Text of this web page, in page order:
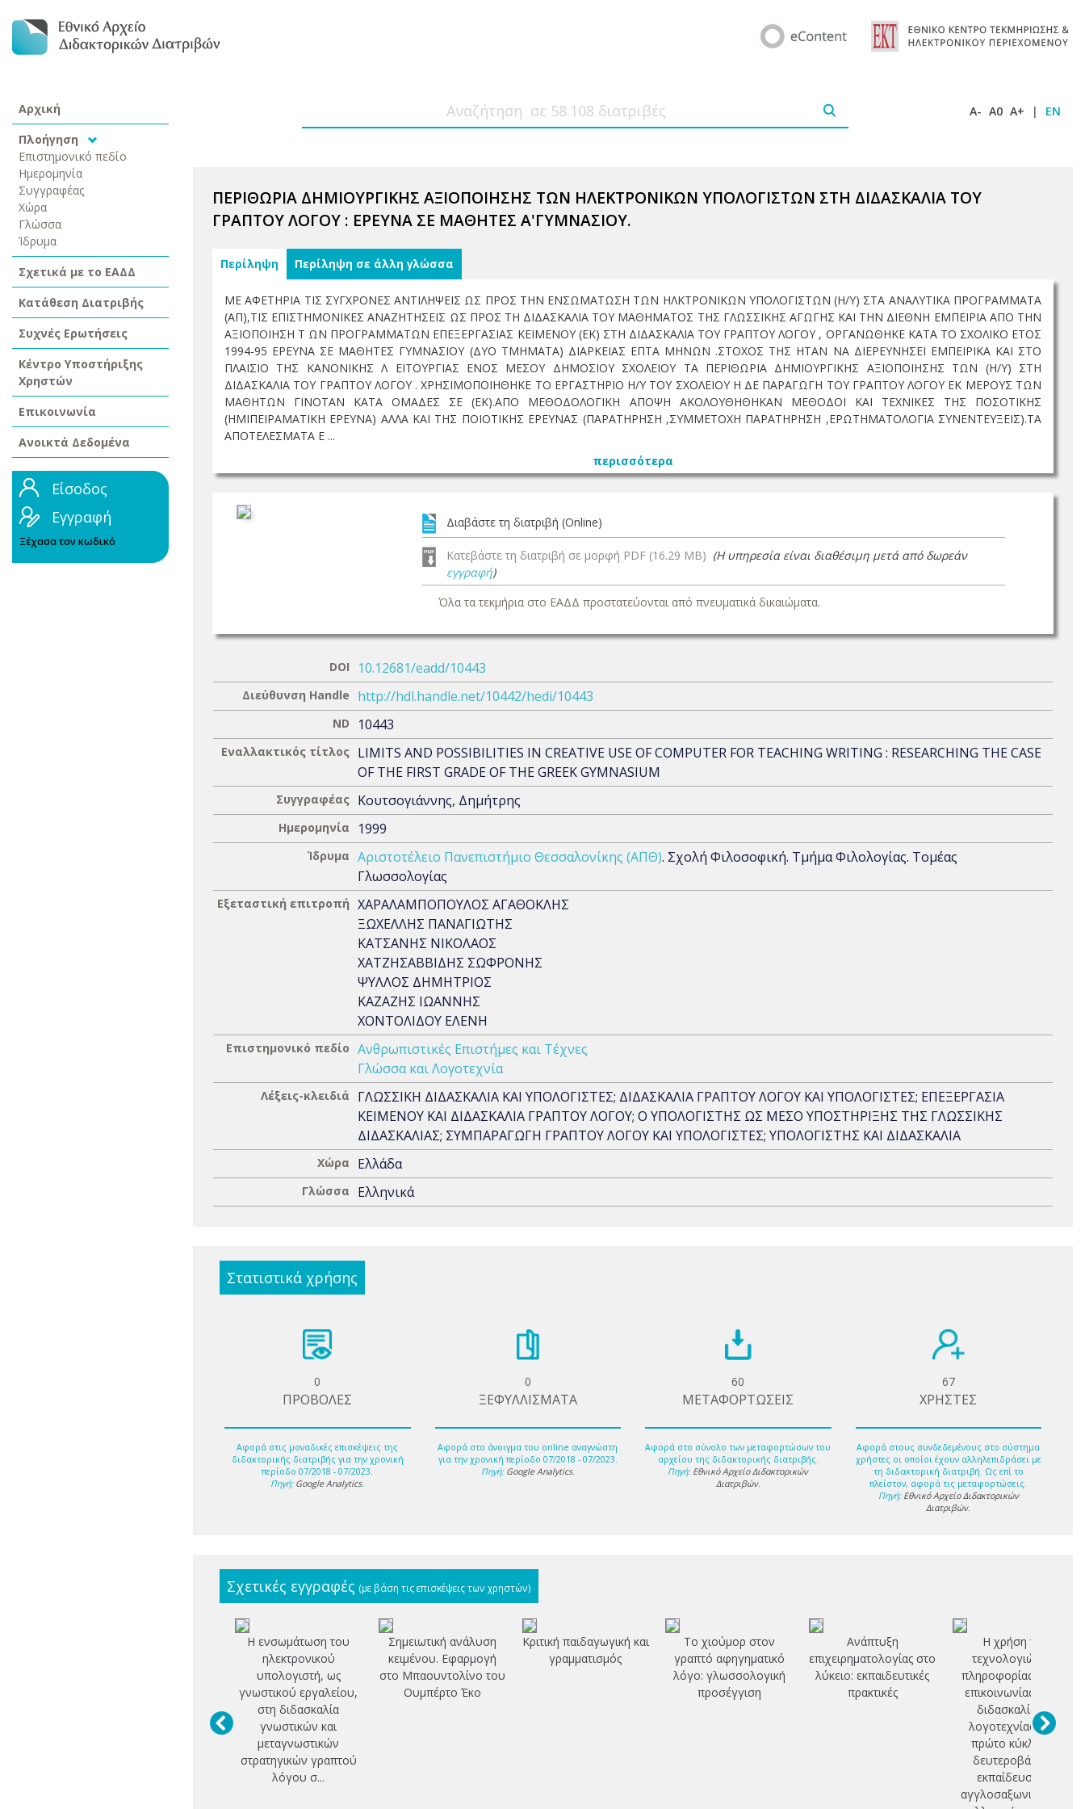
Αρχική
Πλοήγηση
Επιστημονικό πεδίο
Ημερομηνία
Συγγραφέας
Χώρα
Γλώσσα
Ίδρυμα
Σχετικά με το ΕΑΔΔ
Κατάθεση Διατριβής
Συχνές Ερωτήσεις
Κέντρο Υποστήριξης
Χρηστών
Επικοινωνία
Ανοικτά Δεδομένα
Είσοδος
Εγγραφή
Ξέχασα τον κωδικό
A- A0 A+ | EN
ΠΕΡΙΘΩΡΙΑ ΔΗΜΙΟΥΡΓΙΚΗΣ ΑΞΙΟΠΟΙΗΣΗΣ ΤΩΝ ΗΛΕΚΤΡΟΝΙΚΩΝ ΥΠΟΛΟΓΙΣΤΩΝ ΣΤΗ ΔΙΔΑΣΚΑΛΙΑ ΤΟΥ
ΓΡΑΠΤΟΥ ΛΟΓΟΥ : ΕΡΕΥΝΑ ΣΕ ΜΑΘΗΤΕΣ Α'ΓΥΜΝΑΣΙΟΥ.
Περίληψη Περίληψη σε άλλη γλώσσα
ΜΕ ΑΦΕΤΗΡΙΑ ΤΙΣ ΣΥΓΧΡΟΝΕΣ ΑΝΤΙΛΗΨΕΙΣ ΩΣ ΠΡΟΣ ΤΗΝ ΕΝΣΩΜΑΤΩΣΗ ΤΩΝ ΗΛΚΤΡΟΝΙΚΩΝ ΥΠΟΛΟΓΙΣΤΩΝ (Η/Υ) ΣΤΑ ΑΝΑΛΥΤΙΚΑ ΠΡΟΓΡΑΜΜΑΤΑ
(ΑΠ),ΤΙΣ ΕΠΙΣΤΗΜΟΝΙΚΕΣ ΑΝΑΖΗΤΗΣΕΙΣ ΩΣ ΠΡΟΣ ΤΗ ΔΙΔΑΣΚΑΛΙΑ ΤΟΥ ΜΑΘΗΜΑΤΟΣ ΤΗΣ ΓΛΩΣΣΙΚΗΣ ΑΓΩΓΗΣ ΚΑΙ ΤΗΝ ΔΙΕΘΝΗ ΕΜΠΕΙΡΙΑ ΑΠΟ ΤΗΝ
ΑΞΙΟΠΟΙΗΣΗ Τ ΩΝ ΠΡΟΓΡΑΜΜΑΤΩΝ ΕΠΕΞΕΡΓΑΣΙΑΣ ΚΕΙΜΕΝΟΥ (ΕΚ) ΣΤΗ ΔΙΔΑΣΚΑΛΙΑ ΤΟΥ ΓΡΑΠΤΟΥ ΛΟΓΟΥ , ΟΡΓΑΝΩΘΗΚΕ ΚΑΤΑ ΤΟ ΣΧΟΛΙΚΟ ΕΤΟΣ
1994-95 ΕΡΕΥΝΑ ΣΕ ΜΑΘΗΤΕΣ ΓΥΜΝΑΣΙΟΥ (ΔΥΟ ΤΜΗΜΑΤΑ) ΔΙΑΡΚΕΙΑΣ ΕΠΤΑ ΜΗΝΩΝ .ΣΤΟΧΟΣ ΤΗΣ ΗΤΑΝ ΝΑ ΔΙΕΡΕΥΝΗΣΕΙ ΕΜΠΕΙΡΙΚΑ ΚΑΙ ΣΤΟ
ΠΛΑΙΣΙΟ ΤΗΣ ΚΑΝΟΝΙΚΗΣ Λ ΕΙΤΟΥΡΓΙΑΣ ΕΝΟΣ ΜΕΣΟΥ ΔΗΜΟΣΙΟΥ ΣΧΟΛΕΙΟΥ ΤΑ ΠΕΡΙΘΩΡΙΑ ΔΗΜΙΟΥΡΓΙΚΗΣ ΑΞΙΟΠΟΙΗΣΗΣ ΤΩΝ (Η/Υ) ΣΤΗ
ΔΙΔΑΣΚΑΛΙΑ ΤΟΥ ΓΡΑΠΤΟΥ ΛΟΓΟΥ . ΧΡΗΣΙΜΟΠΟΙΗΘΗΚΕ ΤΟ ΕΡΓΑΣΤΗΡΙΟ Η/Υ ΤΟΥ ΣΧΟΛΕΙΟΥ Η ΔΕ ΠΑΡΑΓΩΓΗ ΤΟΥ ΓΡΑΠΤΟΥ ΛΟΓΟΥ ΕΚ ΜΕΡΟΥΣ ΤΩΝ
ΜΑΘΗΤΩΝ ΓΙΝΟΤΑΝ ΚΑΤΑ ΟΜΑΔΕΣ ΣΕ (ΕΚ).ΑΠΟ ΜΕΘΟΔΟΛΟΓΙΚΗ ΑΠΟΨΗ ΑΚΟΛΟΥΘΗΘΗΚΑΝ ΜΕΘΟΔΟΙ ΚΑΙ ΤΕΧΝΙΚΕΣ ΤΗΣ ΠΟΣΟΤΙΚΗΣ
(ΗΜΙΠΕΙΡΑΜΑΤΙΚΗ ΕΡΕΥΝΑ) ΑΛΛΑ ΚΑΙ ΤΗΣ ΠΟΙΟΤΙΚΗΣ ΕΡΕΥΝΑΣ (ΠΑΡΑΤΗΡΗΣΗ ,ΣΥΜΜΕΤΟΧΗ ΠΑΡΑΤΗΡΗΣΗ ,ΕΡΩΤΗΜΑΤΟΛΟΓΙΑ ΣΥΝΕΝΤΕΥΞΕΙΣ).ΤΑ
ΑΠΟΤΕΛΕΣΜΑΤΑ Ε ...
περισσότερα
Διαβάστε τη διατριβή (Online)
Κατεβάστε τη διατριβή σε μορφή PDF (16.29 MB) (Η υπηρεσία είναι διαθέσιμη μετά από δωρεάν
εγγραφή)
Όλα τα τεκμήρια στο ΕΑΔΔ προστατεύονται από πνευματικά δικαιώματα.
DOI 10.12681/eadd/10443
Διεύθυνση Handle http://hdl.handle.net/10442/hedi/10443
ND 10443
Εναλλακτικός τίτλος LIMITS AND POSSIBILITIES IN CREATIVE USE OF COMPUTER FOR TEACHING WRITING : RESEARCHING THE CASE
OF THE FIRST GRADE OF THE GREEK GYMNASIUM
Συγγραφέας Κουτσογιάννης, Δημήτρης
Ημερομηνία 1999
Ίδρυμα Αριστοτέλειο Πανεπιστήμιο Θεσσαλονίκης (ΑΠΘ). Σχολή Φιλοσοφική. Τμήμα Φιλολογίας. Τομέας
Γλωσσολογίας
Εξεταστική επιτροπή ΧΑΡΑΛΑΜΠΟΠΟΥΛΟΣ ΑΓΑΘΟΚΛΗΣ
ΞΩΧΕΛΛΗΣ ΠΑΝΑΓΙΩΤΗΣ
ΚΑΤΣΑΝΗΣ ΝΙΚΟΛΑΟΣ
ΧΑΤΖΗΣΑΒΒΙΔΗΣ ΣΩΦΡΟΝΗΣ
ΨΥΛΛΟΣ ΔΗΜΗΤΡΙΟΣ
ΚΑΖΑΖΗΣ ΙΩΑΝΝΗΣ
ΧΟΝΤΟΛΙΔΟΥ ΕΛΕΝΗ
Επιστημονικό πεδίο Ανθρωπιστικές Επιστήμες και Τέχνες
Γλώσσα και Λογοτεχνία
Λέξεις-κλειδιά
ΓΛΩΣΣΙΚΗ ΔΙΔΑΣΚΑΛΙΑ ΚΑΙ ΥΠΟΛΟΓΙΣΤΕΣ; ΔΙΔΑΣΚΑΛΙΑ ΓΡΑΠΤΟΥ ΛΟΓΟΥ ΚΑΙ ΥΠΟΛΟΓΙΣΤΕΣ; ΕΠΕΞΕΡΓΑΣΙΑ
ΚΕΙΜΕΝΟΥ ΚΑΙ ΔΙΔΑΣΚΑΛΙΑ ΓΡΑΠΤΟΥ ΛΟΓΟΥ; Ο ΥΠΟΛΟΓΙΣΤΗΣ ΩΣ ΜΕΣΟ ΥΠΟΣΤΗΡΙΞΗΣ ΤΗΣ ΓΛΩΣΣΙΚΗΣ
ΔΙΔΑΣΚΑΛΙΑΣ; ΣΥΜΠΑΡΑΓΩΓΗ ΓΡΑΠΤΟΥ ΛΟΓΟΥ ΚΑΙ ΥΠΟΛΟΓΙΣΤΕΣ; ΥΠΟΛΟΓΙΣΤΗΣ ΚΑΙ ΔΙΔΑΣΚΑΛΙΑ
Χώρα Ελλάδα
Γλώσσα Ελληνικά
Στατιστικά χρήσης
0
ΠΡΟΒΟΛΕΣ
Αφορά στις μοναδικές επισκέψεις της
διδακτορικής διατριβής για την χρονική
περίοδο 07/2018 - 07/2023.
Πηγή: Google Analytics.
0
ΞΕΦΥΛΛΙΣΜΑΤΑ
Αφορά στο άνοιγμα του online αναγνώστη
για την χρονική περίοδο 07/2018 - 07/2023.
Πηγή: Google Analytics.
60
ΜΕΤΑΦΟΡΤΩΣΕΙΣ
Αφορά στο σύνολο των μεταφορτώσων του
αρχείου της διδακτορικής διατριβής.
Πηγή: Εθνικό Αρχείο Διδακτορικών
Διατριβών.
67
ΧΡΗΣΤΕΣ
Αφορά στους συνδεδεμένους στο σύστημα
χρήστες οι οποίοι έχουν αλληλεπιδράσει με
τη διδακτορική διατριβή. Ως επί το
πλείστον, αφορά τις μεταφορτώσεις.
Πηγή: Εθνικό Αρχείο Διδακτορικών
Διατριβών.
Σχετικές εγγραφές (με βάση τις επισκέψεις των χρηστών)
Η ενσωμάτωση του
ηλεκτρονικού
υπολογιστή, ως
γνωστικού εργαλείου,
στη διδασκαλία
γνωστικών και
μεταγνωστικών
στρατηγικών γραπτού
λόγου σ...
Σημειωτική ανάλυση
κειμένου. Εφαρμογή
στο Μπαουντολίνο του
Ουμπέρτο Έκο
Κριτική παιδαγωγική και
γραμματισμός
Το χιούμορ στον
γραπτό αφηγηματικό
λόγο: γλωσσολογική
προσέγγιση
Ανάπτυξη
επιχειρηματολογίας στο
λύκειο: εκπαιδευτικές
πρακτικές
Η χρήση των
τεχνολογιών της
πληροφορίας και της
επικοινωνίας για τη
διδασκαλία της
λογοτεχνίας στoν
πρώτο κύκλο της
δευτεροβάθμιας
εκπαίδευσης: η
αγγλοσαξωνική και η